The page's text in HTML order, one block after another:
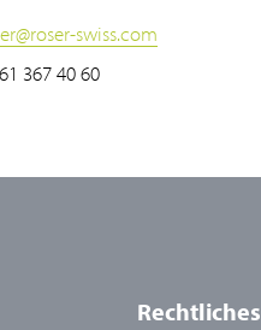
@roser-swiss.com
367 40 60
Rechtliches